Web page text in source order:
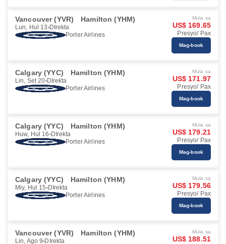
Vancouver (YVR) Hamilton (YHM)
Lun, Hul 13 DIrekta
Porter Airlines
Mula sa
US$ 169.65
Presyo/ Pax
Mag-book
Calgary (YYC) Hamilton (YHM)
Lin, Set 20 DIrekta
Porter Airlines
Mula sa
US$ 171.97
Presyo/ Pax
Mag-book
Calgary (YYC) Hamilton (YHM)
Huw, Hul 16 DIrekta
Porter Airlines
Mula sa
US$ 179.21
Presyo/ Pax
Mag-book
Calgary (YYC) Hamilton (YHM)
Miy, Hul 15 DIrekta
Porter Airlines
Mula sa
US$ 179.56
Presyo/ Pax
Mag-book
Vancouver (YVR) Hamilton (YHM)
Lin, Ago 9 DIrekta
Mula sa
US$ 188.51